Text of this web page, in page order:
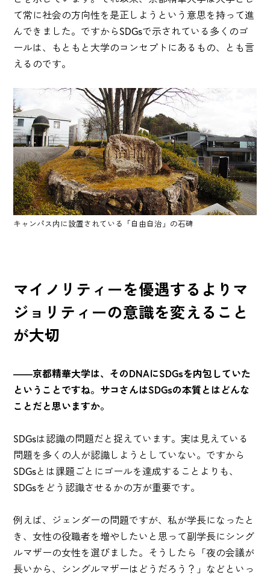
て常に社会の方向性を是正しようという意思を持って進
んできました。ですからSDGsで示されている多くのゴ
ールは、もともと大学のコンセプトにあるもの、とも言
えるのです。
キャンパス内に設置されている「自由自治」の石碑
マイノリティーを優遇するよりマ
ジョリティーの意識を変えること
が大切
――京都精華大学は、そのDNAにSDGsを内包していた
ということですね。サコさんはSDGsの本質とはどんな
ことだと思いますか。
SDGsは認識の問題だと捉えています。実は見えている
問題を多くの人が認識しようとしていない。ですから
SDGsとは課題ごとにゴールを達成することよりも、
SDGsをどう認識させるかの方が重要です。
例えば、ジェンダーの問題ですが、私が学長になったと
き、女性の役職者を増やしたいと思って副学長にシング
ルマザーの女性を選びました。そうしたら「夜の会議が
長いから、シングルマザーはどうだろう？」などといっ